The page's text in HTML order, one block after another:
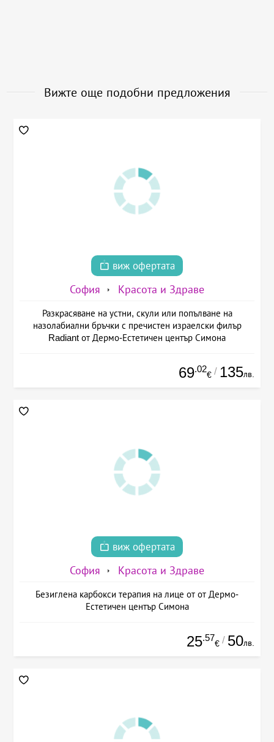
Вижте още подобни предложения
виж офертата
София Красота и Здраве
Разкрасяване на устни, скули или попълване на
назолабиални бръчки с пречистен израелски филър
Radiant от Дермо-Естетичен център Симона
69.02
€ / 135лв.
виж офертата
София Красота и Здраве
Безиглена карбокси терапия на лице от от Дермо-
Естетичен център Симона
25.57
€ / 50лв.